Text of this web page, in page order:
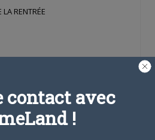
RENTRÉE
05/08/2020
64
contact avec
!